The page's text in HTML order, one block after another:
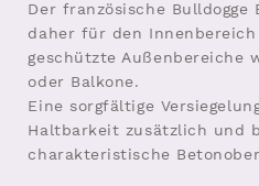
Der französische
daher für den
geschützte Außenbereiche
oder Balkone.
Eine sorgfältige
Haltbarkeit zusätzlich und
charakteristische